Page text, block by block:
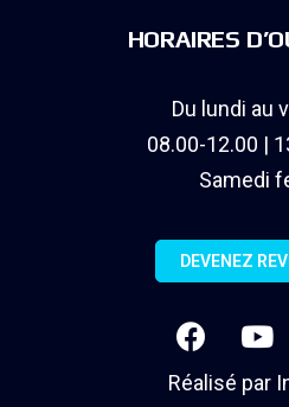
HORAIRES
Du lundi au
08.00-12.00 |
Samedi
DEVENEZ
Réalisé par